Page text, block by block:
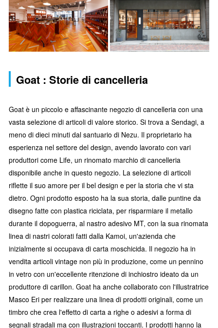
Goat : Storie di cancelleria
Goat è un piccolo e affascinante negozio di cancelleria con una
vasta selezione di articoli di valore storico. Si trova a Sendagi, a
meno di dieci minuti dal santuario di Nezu. Il proprietario ha
esperienza nel settore del design, avendo lavorato con vari
produttori come Life, un rinomato marchio di cancelleria
disponibile anche in questo negozio. La selezione di articoli
riflette il suo amore per il bel design e per la storia che vi sta
dietro. Ogni prodotto esposto ha la sua storia, dalle puntine da
disegno fatte con plastica riciclata, per risparmiare il metallo
durante il dopoguerra, al nastro adesivo MT, con la sua rinomata
linea di nastri colorati fatti dalla Kamoi, un'azienda che
inizialmente si occupava di carta moschicida. Il negozio ha in
vendita articoli vintage non più in produzione, come un pennino
in vetro con un'eccellente ritenzione di inchiostro ideato da un
produttore di carillon. Goat ha anche collaborato con l'illustratrice
Masco Eri per realizzare una linea di prodotti originali, come un
timbro che crea l'effetto di carta a righe o adesivi a forma di
segnali stradali ma con illustrazioni toccanti. I prodotti hanno la